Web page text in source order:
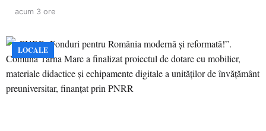
acum 3 ore
LOCALE